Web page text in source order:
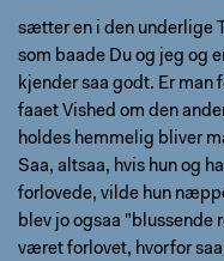
sætter en i den underlige
som baade Du og jeg og
kjender saa godt. Er man
faaet Vished om den
holdes hemmelig bliver
Saa, altsaa, hvis hun og
forlovede, vilde hun
blev jo ogsaa "blussende
været forlovet, hvorfor